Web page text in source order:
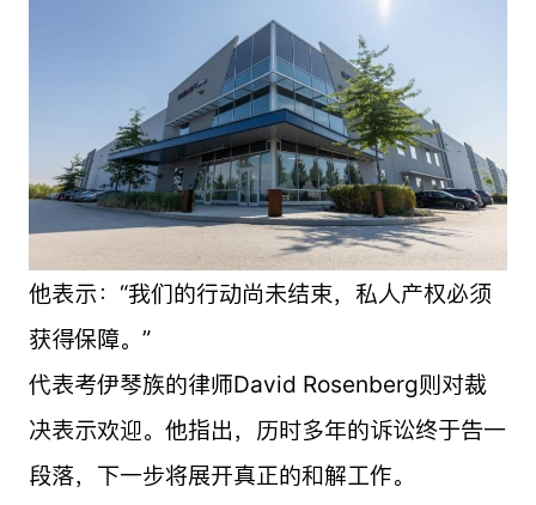
他表示：“我们的行动尚未结束，私人产权必须
获得保障。”
代表考伊琴族的律师David Rosenberg则对裁
决表示欢迎。他指出，历时多年的诉讼终于告一
段落，下一步将展开真正的和解工作。